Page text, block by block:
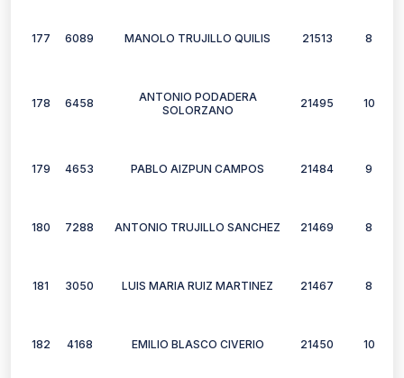
177 6089 MANOLO TRUJILLO QUILIS 21513 8
178 6458
ANTONIO PODADERA
SOLORZANO
21495 10
179 4653 PABLO AIZPUN CAMPOS 21484 9
180 7288 ANTONIO TRUJILLO SANCHEZ 21469 8
181 3050 LUIS MARIA RUIZ MARTINEZ 21467 8
182 4168 EMILIO BLASCO CIVERIO 21450 10